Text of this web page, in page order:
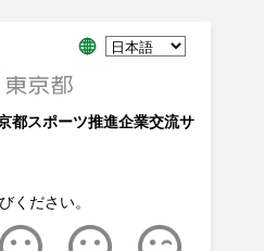
都スポーツ推進企業交流サ